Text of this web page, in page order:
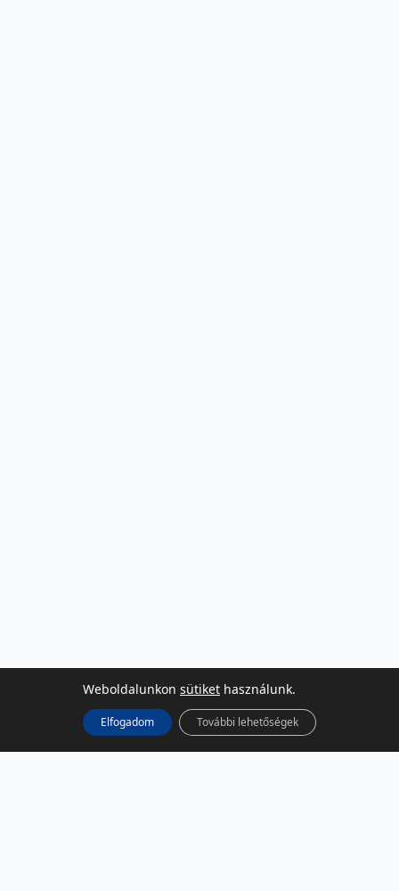
Weboldalunkon sütiket használunk.
Elfogadom További lehetőségek